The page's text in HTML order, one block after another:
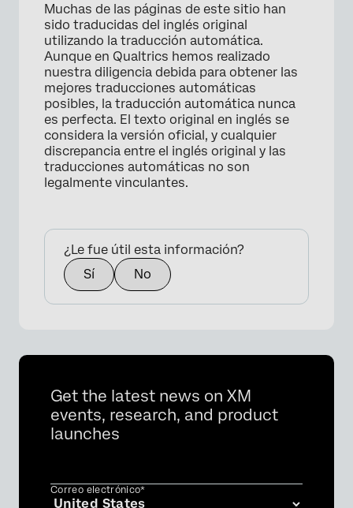
Muchas de las páginas de este sitio han
sido traducidas del inglés original
utilizando la traducción automática.
Aunque en Qualtrics hemos realizado
nuestra diligencia debida para obtener las
mejores traducciones automáticas
posibles, la traducción automática nunca
es perfecta. El texto original en inglés se
considera la versión oficial, y cualquier
discrepancia entre el inglés original y las
traducciones automáticas no son
legalmente vinculantes.
¿Le fue útil esta información?
Sí
No
Get the latest news on XM
events, research, and product
launches
Correo electrónico*